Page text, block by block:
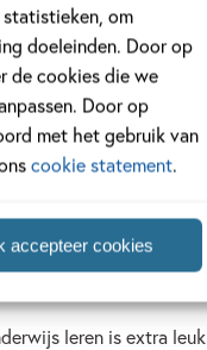
om
doeleinden. Door op
de cookies die we
Door op
met het gebruik van
cookie statement.
accepteer cookies
2022
leren is extra leuk